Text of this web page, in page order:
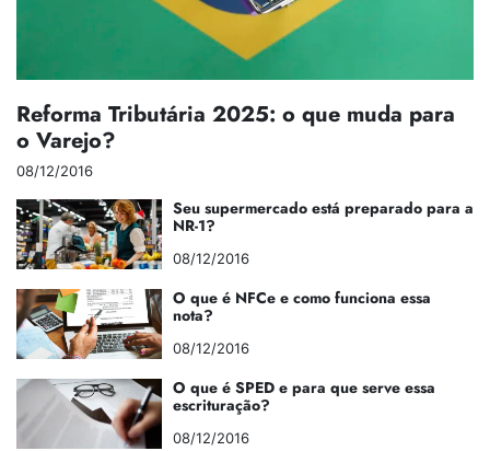
Reforma Tributária 2025: o que muda para
o Varejo?
08/12/2016
Seu supermercado está preparado para a
NR-1?
08/12/2016
O que é NFCe e como funciona essa
nota?
08/12/2016
O que é SPED e para que serve essa
escrituração?
08/12/2016